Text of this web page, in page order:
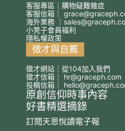
客服專區｜購物疑難雜症
客服信箱｜
海外業務 ｜
小凳子會員福利
隱私權政策
徵才與自薦
徵才網站｜從104加入我們
徵才信箱｜ hr@graceph.com
投稿信箱｜
原創信仰時事內容
好書精選摘錄
訂閱天恩悅讀電子報